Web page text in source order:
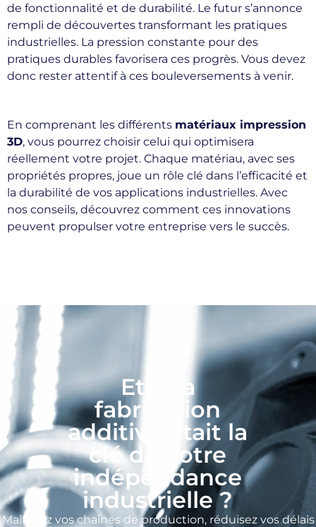
de fonctionnalité et de durabilité. Le futur s’annonce
rempli de découvertes transformant les pratiques
industrielles. La pression constante pour des
pratiques durables favorisera ces progrès. Vous devez
donc rester attentif à ces bouleversements à venir.
En comprenant les différents matériaux impression
3D, vous pourrez choisir celui qui optimisera
réellement votre projet. Chaque matériau, avec ses
propriétés propres, joue un rôle clé dans l’efficacité et
la durabilité de vos applications industrielles. Avec
nos conseils, découvrez comment ces innovations
peuvent propulser votre entreprise vers le succès.
Et si la
fabrication
additive était la
clé de votre
indépendance
industrielle ?
Maîtrisez vos chaînes de production, réduisez vos délais